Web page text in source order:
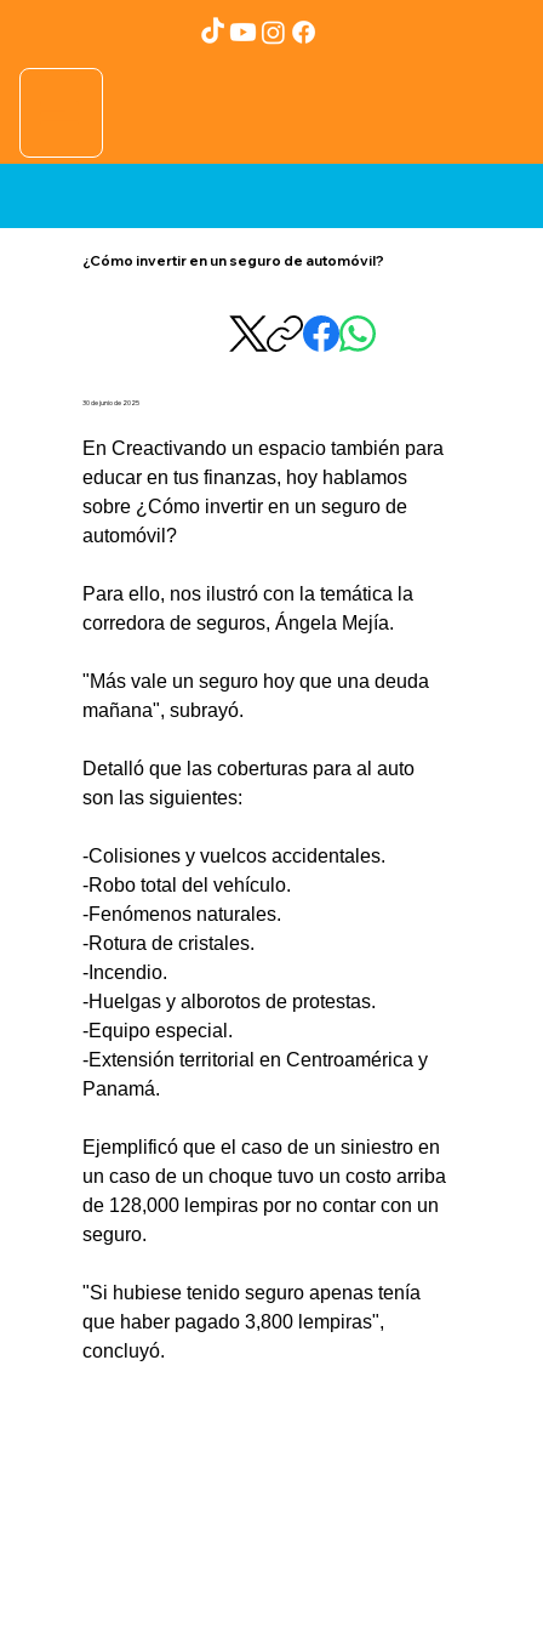
¿Cómo invertir en un seguro de automóvil?
30 de junio de 2025
En Creactivando un espacio también para
educar en tus finanzas, hoy hablamos
sobre ¿Cómo invertir en un seguro de
automóvil?
Para ello, nos ilustró con la temática la
corredora de seguros, Ángela Mejía.
"Más vale un seguro hoy que una deuda
mañana", subrayó.
Detalló que las coberturas para al auto
son las siguientes:
-Colisiones y vuelcos accidentales.
-Robo total del vehículo.
-Fenómenos naturales.
-Rotura de cristales.
-Incendio.
-Huelgas y alborotos de protestas.
-Equipo especial.
-Extensión territorial en Centroamérica y
Panamá.
Ejemplificó que el caso de un siniestro en
un caso de un choque tuvo un costo arriba
de 128,000 lempiras por no contar con un
seguro.
"Si hubiese tenido seguro apenas tenía
que haber pagado 3,800 lempiras",
concluyó.